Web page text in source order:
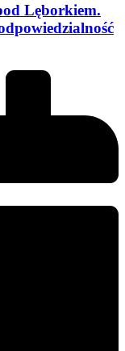
Lęborkiem.